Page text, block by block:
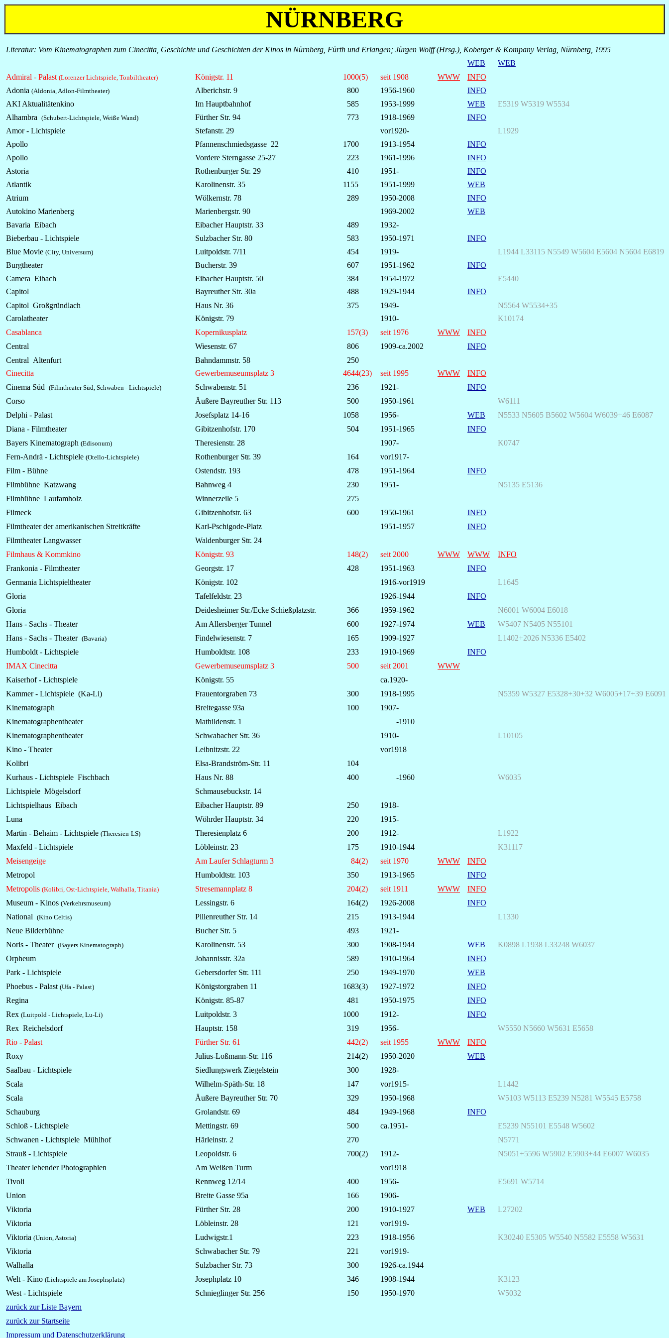
NÜRNBERG
Literatur: Vom Kinematographen zum Cinecitta, Geschichte und Geschichten der Kinos in Nürnberg, Fürth und Erlangen; Jürgen Wolff (Hrsg.), Koberger & Kompany Verlag, Nürnberg, 1995
WEB
WEB
Admiral - Palast (Lorenzer Lichtspiele, Tonbiltheater) Königstr. 11 1000(5) seit 1908 WWW
INFO
Adonia (Aldonia, Adlon-Filmtheater) Alberichstr. 9 800 1956-1960
INFO
AKI Aktualitätenkino
Im Hauptbahnhof 585 1953-1999 WEB
E5319 W5319 W5534
Alhambra (Schubert-Lichtspiele, Weiße Wand) Fürther Str. 94 773 1918-1969
INFO
Amor - Lichtspiele
Stefanstr. 29 vor1920-
L1929
Apollo
Pfannenschmiedsgasse 22 1700 1913-1954
INFO
Apollo
Vordere Sterngasse 25-27 223 1961-1996
INFO
Astoria
Rothenburger Str. 29 410 1951-
INFO
Atlantik
Karolinenstr. 35 1155 1951-1999
WEB
Atrium
Wölkernstr. 78 289 1950-2008
INFO
Autokino Marienberg
Marienbergstr. 90 1969-2002
WEB
Bavaria Eibach
Eibacher Hauptstr. 33 489
1932-
Bieberbau - Lichtspiele Sulzbacher Str. 80 583 1950-1971
INFO
Blue Movie (City, Universum) Luitpoldstr. 7/11 454 1919- L1944 L33115 N5549 W5604 E5604 N5604 E6819
Burgtheater
Bucherstr. 39 607 1951-1962
INFO
Camera Eibach
Eibacher Hauptstr. 50 384 1954-1972
E5440
Capitol
Bayreuther Str. 30a 488 1929-1944
INFO
Capitol Großgründlach
Haus Nr. 36 375 1949-
N5564 W5534+35
Carolatheater
Königstr. 79 1910-
K10174
Casablanca
Kopernikusplatz 157(3) seit 1976 WWW
INFO
Central
Wiesenstr. 67 806 1909-ca.2002
INFO
Central Altenfurt
Bahndammstr. 58
250
Cinecitta
Gewerbemuseumsplatz 3 4644(23) seit 1995 WWW
INFO
Cinema Süd (Filmtheater Süd, Schwaben - Lichtspiele) Schwabenstr. 51 236 1921-
INFO
Corso
Äußere Bayreuther Str. 113 500 1950-1961
W6111
Delphi - Palast
Josefsplatz 14-16 1058 1956- WEB
N5533 N5605 B5602 W5604 W6039+46 E6087
Diana - Filmtheater
Gibitzenhofstr. 170 504 1951-1965
INFO
Bayers Kinematograph (Edisonum) Theresienstr. 28 1907-
K0747
Fern-Andrä - Lichtspiele (Otello-Lichtspiele) Rothenburger Str. 39 164
vor1917-
Film - Bühne
Ostendstr. 193 478 1951-1964
INFO
Filmbühne Katzwang
Bahnweg 4 230 1951-
N5135 E5136
Filmbühne Laufamholz
Winnerzeile 5
275
Filmeck
Gibitzenhofstr. 63 600 1950-1961
INFO
Filmtheater der amerikanischen Streitkräfte
Karl-Pschigode-Platz 1951-1957
INFO
Filmtheater Langwasser
Waldenburger Str. 24
Filmhaus & Kommkino
Königstr. 93 148(2) seit 2000 WWW WWW
INFO
Frankonia - Filmtheater
Georgstr. 17 428 1951-1963
INFO
Germania Lichtspieltheater
Königstr. 102 1916-vor1919
L1645
Gloria
Tafelfeldstr. 23 1926-1944
INFO
Gloria
Deidesheimer Str./Ecke Schießplatzstr. 366 1959-1962
N6001 W6004 E6018
Hans - Sachs - Theater
Am Allersberger Tunnel 600 1927-1974 WEB
W5407 N5405 N55101
Hans - Sachs - Theater (Bavaria) Findelwiesenstr. 7 165 1909-1927
L1402+2026 N5336 E5402
Humboldt - Lichtspiele Humboldtstr. 108 233 1910-1969
INFO
IMAX Cinecitta
Gewerbemuseumsplatz 3 500 seit 2001
WWW
Kaiserhof - Lichtspiele Königstr. 55
ca.1920-
Kammer - Lichtspiele (Ka-Li) Frauentorgraben 73 300 1918-1995
N5359 W5327 E5328+30+32 W6005+17+39 E6091
Kinematograph
Breitegasse 93a 100
1907-
Kinematographentheater
Mathildenstr. 1
-1910
Kinematographentheater
Schwabacher Str. 36 1910-
L10105
Kino - Theater
Leibnitzstr. 22
vor1918
Kolibri
Elsa-Brandström-Str. 11
104
Kurhaus - Lichtspiele Fischbach Haus Nr. 88 400 -1960
W6035
Lichtspiele Mögelsdorf
Schmausebuckstr. 14
Lichtspielhaus Eibach
Eibacher Hauptstr. 89 250
1918-
Luna
Wöhrder Hauptstr. 34 220
1915-
Martin - Behaim - Lichtspiele (Theresien-LS) Theresienplatz 6 200 1912-
L1922
Maxfeld - Lichtspiele Löbleinstr. 23 175 1910-1944
K31117
Meisengeige
Am Laufer Schlagturm 3 84(2) seit 1970 WWW
INFO
Metropol
Humboldtstr. 103 350 1913-1965
INFO
Metropolis (Kolibri, Ost-Lichtspiele, Walhalla, Titania) Stresemannplatz 8 204(2) seit 1911 WWW
INFO
Museum - Kinos (Verkehrsmuseum) Lessingstr. 6 164(2) 1926-2008
INFO
National (Kino Celtis) Pillenreuther Str. 14 215 1913-1944
L1330
Neue Bilderbühne
Bucher Str. 5 493
1921-
Noris - Theater (Bayers Kinematograph) Karolinenstr. 53 300 1908-1944 WEB
K0898 L1938 L33248 W6037
Orpheum
Johannisstr. 32a 589 1910-1964
INFO
Park - Lichtspiele Gebersdorfer Str. 111 250 1949-1970
WEB
Phoebus - Palast (Ufa - Palast) Königstorgraben 11 1683(3) 1927-1972
INFO
Regina
Königstr. 85-87 481 1950-1975
INFO
Rex (Luitpold - Lichtspiele, Lu-Li) Luitpoldstr. 3 1000 1912-
INFO
Rex Reichelsdorf
Hauptstr. 158 319 1956-
W5550 N5660 W5631 E5658
Rio - Palast
Fürther Str. 61 442(2) seit 1955 WWW
INFO
Roxy
Julius-Loßmann-Str. 116 214(2) 1950-2020
WEB
Saalbau - Lichtspiele Siedlungswerk Ziegelstein 300
1928-
Scala
Wilhelm-Späth-Str. 18 147 vor1915-
L1442
Scala
Äußere Bayreuther Str. 70 329 1950-1968
W5103 W5113 E5239 N5281 W5545 E5758
Schauburg
Grolandstr. 69 484 1949-1968
INFO
Schloß - Lichtspiele Mettingstr. 69 500 ca.1951-
E5239 N55101 E5548 W5602
Schwanen - Lichtspiele Mühlhof Härleinstr. 2 270
N5771
Strauß - Lichtspiele Leopoldstr. 6 700(2) 1912-
N5051+5596 W5902 E5903+44 E6007 W6035
Theater lebender Photographien
Am Weißen Turm
vor1918
Tivoli
Rennweg 12/14 400 1956-
E5691 W5714
Union
Breite Gasse 95a 166
1906-
Viktoria
Fürther Str. 28 200 1910-1927 WEB
L27202
Viktoria
Löbleinstr. 28 121
vor1919-
Viktoria (Union, Astoria) Ludwigstr.1 223 1918-1956
K30240 E5305 W5540 N5582 E5558 W5631
Viktoria
Schwabacher Str. 79 221
vor1919-
Walhalla
Sulzbacher Str. 73 300
1926-ca.1944
Welt - Kino (Lichtspiele am Josephsplatz) Josephplatz 10 346 1908-1944
K3123
West - Lichtspiele
Schnieglinger Str. 256 150 1950-1970
W5032
zurück zur Liste Bayern
zurück zur Startseite
Impressum und Datenschutzerklärung